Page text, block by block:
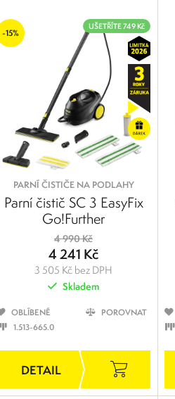
-15%
UŠETŘÍTE 749 Kč
PARNÍ ČISTIČE NA PODLAHY
Parní čistič SC 3 EasyFix
Go!Further
4 990 Kč
4 241 Kč
3 505 Kč bez DPH
Skladem
OBLÍBENÉ
POROVNAT
1.513-665.0